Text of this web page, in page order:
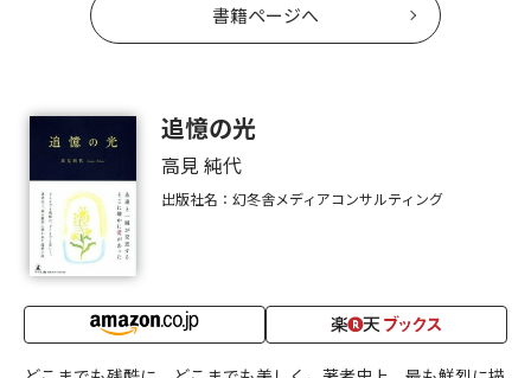
書籍ページへ
追憶の光
高見 純代
出版社名：幻冬舎メディアコンサルティング